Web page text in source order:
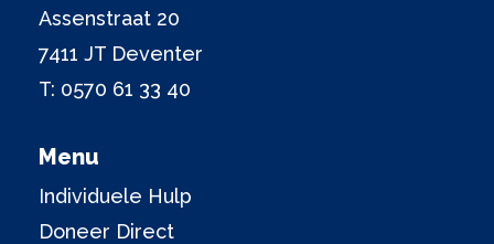
Assenstraat 20
7411 JT Deventer
T: 0570 61 33 40
Menu
Individuele Hulp
Doneer Direct